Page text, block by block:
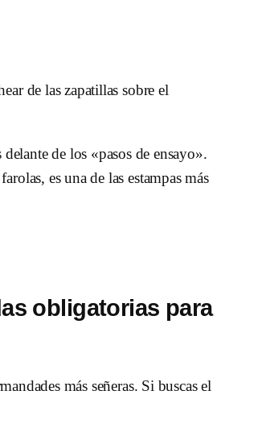
de las zapatillas sobre el
de los «pasos de ensayo».
es una de las estampas más
obligatorias para
más señeras. Si buscas el